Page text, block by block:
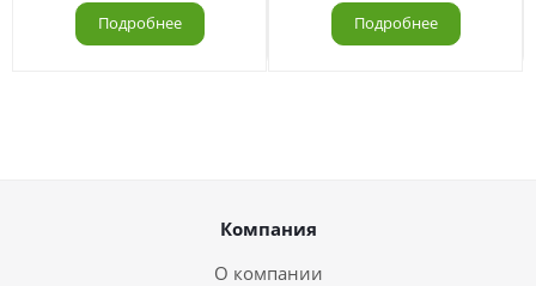
Подробнее Подробнее
Компания
О компании